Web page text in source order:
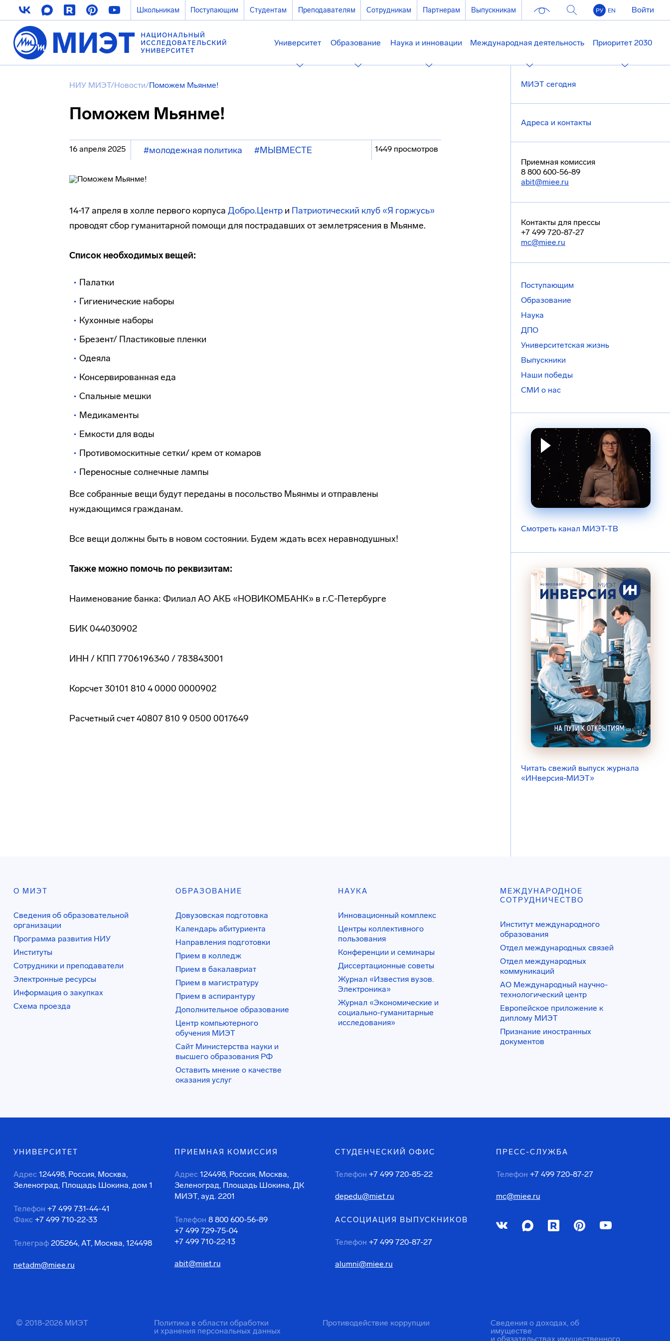
Школьникам Поступающим Студентам Преподавателям Сотрудникам Партнерам Выпускникам РУ EN Войти
Университет Образование Наука и инновации Международная деятельность Приоритет 2030
НИУ МИЭТ/Новости/Поможем Мьянме!
Поможем Мьянме!
16 апреля 2025 #молодежная политика #МЫВМЕСТЕ 1449 просмотров
14-17 апреля в холле первого корпуса Добро.Центр и Патриотический клуб «Я горжусь»
проводят сбор гуманитарной помощи для пострадавших от землетрясения в Мьянме.
Список необходимых вещей:
Палатки
Гигиенические наборы
Кухонные наборы
Брезент/ Пластиковые пленки
Одеяла
Консервированная еда
Спальные мешки
Медикаменты
Емкости для воды
Противомоскитные сетки/ крем от комаров
Переносные солнечные лампы
Все собранные вещи будут переданы в посольство Мьянмы и отправлены
нуждающимся гражданам.
Все вещи должны быть в новом состоянии. Будем ждать всех неравнодушных!
Также можно помочь по реквизитам:
Наименование банка: Филиал АО АКБ «НОВИКОМБАНК» в г.С-Петербурге
БИК 044030902
ИНН / КПП 7706196340 / 783843001
Корсчет 30101 810 4 0000 0000902
Расчетный счет 40807 810 9 0500 0017649
МИЭТ сегодня
Адреса и контакты
Приемная комиссия
8 800 600-56-89
abit@miee.ru
Контакты для прессы
+7 499 720-87-27
mc@miee.ru
Поступающим
Образование
Наука
ДПО
Университетская жизнь
Выпускники
Наши победы
СМИ о нас
Смотреть канал МИЭТ-ТВ
Читать свежий выпуск журнала
«ИНверсия-МИЭТ»
О МИЭТ
Сведения об образовательной
организации
Программа развития НИУ
Институты
Сотрудники и преподаватели
Электронные ресурсы
Информация о закупках
Схема проезда
ОБРАЗОВАНИЕ
Довузовская подготовка
Календарь абитуриента
Направления подготовки
Прием в колледж
Прием в бакалавриат
Прием в магистратуру
Прием в аспирантуру
Дополнительное образование
Центр компьютерного
обучения МИЭТ
Сайт Министерства науки и
высшего образования РФ
Оставить мнение о качестве
оказания услуг
НАУКА
Инновационный комплекс
Центры коллективного
пользования
Конференции и семинары
Диссертационные советы
Журнал «Известия вузов.
Электроника»
Журнал «Экономические и
социально-гуманитарные
исследования»
МЕЖДУНАРОДНОЕ
СОТРУДНИЧЕСТВО
Институт международного
образования
Отдел международных связей
Отдел международных
коммуникаций
АО Международный научно-
технологический центр
Европейское приложение к
диплому МИЭТ
Признание иностранных
документов
УНИВЕРСИТЕТ
Адрес 124498, Россия, Москва,
Зеленоград, Площадь Шокина, дом 1
Телефон +7 499 731-44-41
Факс +7 499 710-22-33
Телеграф 205264, АТ, Москва, 124498
netadm@miee.ru
ПРИЕМНАЯ КОМИССИЯ
Адрес 124498, Россия, Москва,
Зеленоград, Площадь Шокина, ДК
МИЭТ, ауд. 2201
Телефон 8 800 600-56-89
+7 499 729-75-04
+7 499 710-22-13
abit@miet.ru
СТУДЕНЧЕСКИЙ ОФИС
Телефон +7 499 720-85-22
depedu@miet.ru
АССОЦИАЦИЯ ВЫПУСКНИКОВ
Телефон +7 499 720-87-27
alumni@miee.ru
ПРЕСС-СЛУЖБА
Телефон +7 499 720-87-27
mc@miee.ru
© 2018-2026 МИЭТ
Политика в области обработки
и хранения персональных данных
Противодействие коррупции
Сведения о доходах, об
имуществе
и обязательствах имущественного